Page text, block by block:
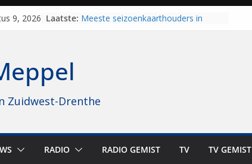
9, 2026 Laatste: Meeste seizoenkaarthouders in
kwalificatieronde Eurojackpot KNVB
bijna 1.000 zonnepanelen in gebruik
genomen
Zuidwest-Drenthe
RADIO RADIO GEMIST TV TV GEMIST